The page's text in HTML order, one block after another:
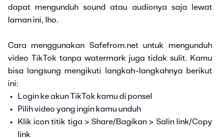
dapat mengunduh sound atau audionya saja lewat
laman ini, lho.
Cara menggunakan Safefrom.net untuk mengunduh
video TikTok tanpa watermark juga tidak sulit. Kamu
bisa langsung mengikuti langkah-langkahnya berikut
ini:
Login ke akun TikTok kamu di ponsel
Pilih video yang ingin kamu unduh
Klik icon titik tiga > Share/Bagikan > Salin link/Copy
link